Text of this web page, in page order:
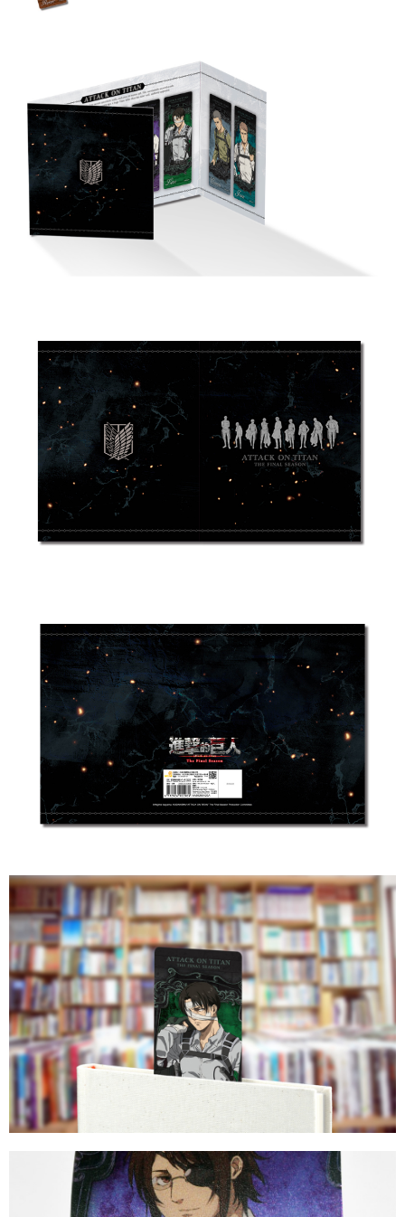
每筆NT$65，滿NT$1,300(含以上)免運費
宅配-木棉花樂園專用
每筆NT$100，滿NT$1,300(含以上)免運費
宅配-離島(澎湖/金門/馬祖)-木棉花樂園專用
每筆NT$220
黑貓宅配-貨到付款